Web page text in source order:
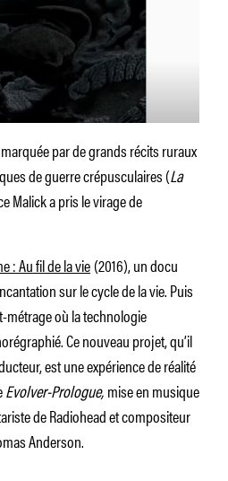
par de grands récits ruraux
de guerre crépusculaires (La
Malick a pris le virage de
: Au fil de la vie(2016), un docu
sur le cycle de la vie. Puis
métrage où la technologie
Ce nouveau projet, qu’il
est une expérience de réalité
Evolver-Prologue,mise en musique
de Radiohead et compositeur
Anderson.